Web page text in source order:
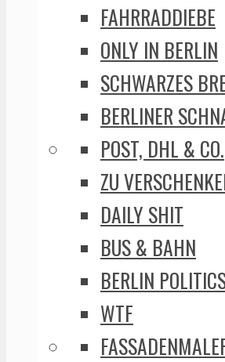
FAHRRADDIEBE
ONLY IN BERLIN
SCHWARZES
BERLINER
POST, DHL & CO.
ZU
DAILY SHIT
BUS & BAHN
BERLIN
WTF